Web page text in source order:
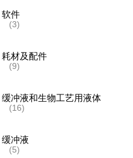
软件
(3)
耗材及配件
(9)
缓冲液和生物工艺用液体
(16)
缓冲液
(5)